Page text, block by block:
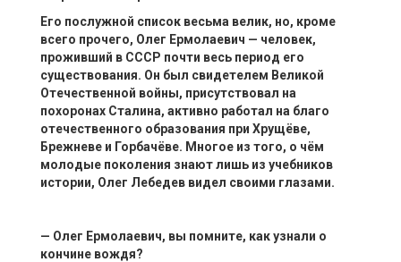
Его послужной список весьма велик, но, кроме
всего прочего, Олег Ермолаевич — человек,
проживший в СССР почти весь период его
существования. Он был свидетелем Великой
Отечественной войны, присутствовал на
похоронах Сталина, активно работал на благо
отечественного образования при Хрущёве,
Брежневе и Горбачёве. Многое из того, о чём
молодые поколения знают лишь из учебников
истории, Олег Лебедев видел своими глазами.
— Олег Ермолаевич, вы помните, как узнали о
кончине вождя?